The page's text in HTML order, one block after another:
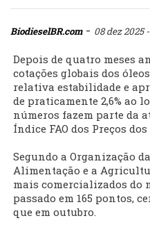
BiodieselBR.com- 08 dez 2025 -
Depois de quatro meses
cotações globais dos
relativa estabilidade e
de praticamente 2,6% ao
números fazem parte da
Índice FAO dos Preços
Segundo a Organização
Alimentação e a
mais comercializados do
passado em 165 pontos,
que em outubro.